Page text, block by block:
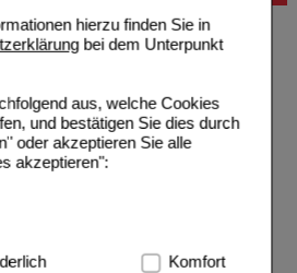
hierzu finden Sie in
bei dem Unterpunkt
aus, welche Cookies
und bestätigen Sie dies durch
oder akzeptieren Sie alle
akzeptieren":
Hierbei handelt es sich um
Komfort
Hilfe zur Anmeldung
Hilfe zum Bestellvorgang
Freiumschläge anfordern
Freiumschläge downloaden
Auslandsbestellung
Reklamation